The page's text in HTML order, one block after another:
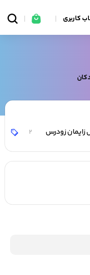
کاربری
زایمان زودرس 2